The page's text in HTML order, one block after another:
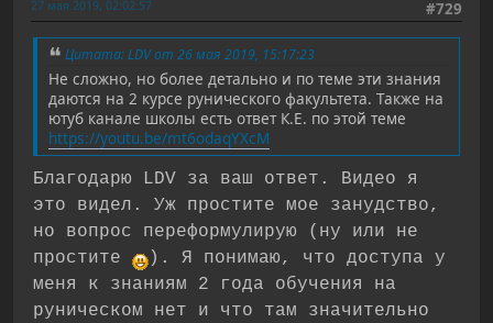
#729
27 мая 2019, 02:02:57
Цитата: LDV от 26 мая 2019, 15:17:23
Не сложно, но более детально и по теме эти знания
даются на 2 курсе рунического факультета. Также на
ютуб канале школы есть ответ К.Е. по этой теме
https://youtu.be/mt6odaqYXcM
Благодарю LDV за ваш ответ. Видео я
это видел. Уж простите мое занудство,
но вопрос переформулирую (ну или не
простите
). Я понимаю, что доступа у
меня к знаниям 2 года обучения на
руническом нет и что там значительно